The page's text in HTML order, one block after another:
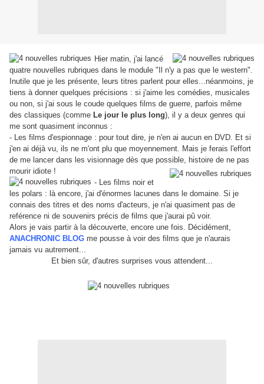
Hier matin, j'ai lancé
quatre nouvelles rubriques dans le module "Il n'y a pas que le western".
Inutile que je les présente, leurs titres parlent pour elles...néanmoins, je
tiens à donner quelques précisions : si j'aime les comédies, musicales
ou non, si j'ai sous le coude quelques films de guerre, parfois même
des classiques (comme Le jour le plus long), il y a deux genres qui
me sont quasiment inconnus :
- Les films d'espionnage : pour tout dire, je n'en ai aucun en DVD. Et si
j'en ai déjà vu, ils ne m'ont plu que moyennement. Mais je ferais l'effort
de me lancer dans les visionnage dès que possible, histoire de ne pas
mourir idiote !
- Les films noir et
les polars : là encore, j'ai d'énormes lacunes dans le domaine. Si je
connais des titres et des noms d'acteurs, je n'ai quasiment pas de
reférence ni de souvenirs précis de films que j'aurai pû voir.
Alors je vais partir à la découverte, encore une fois. Décidément,
ANACHRONIC BLOG me pousse à voir des films que je n'aurais
jamais vu autrement...
Et bien sûr, d'autres surprises vous attendent...